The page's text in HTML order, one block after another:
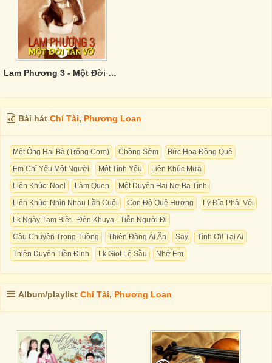
Lam Phương 3 - Một Đời Tan Vỡ
Bài hát Chí Tài, Phương Loan
Một Ông Hai Bà (Trống Cơm) Chồng Sớm
Bức Họa Đồng Quê
Em Chỉ Yêu Một Người
Một Tình Yêu
Liên Khúc Mưa
Liên Khúc: Noel
Làm Quen
Một Duyên Hai Nợ Ba Tình
Liên Khúc: Nhìn Nhau Lần Cuối
Con Đò Quê Hương
Lý Đĩa Phải Vôi
Lk Ngày Tạm Biệt - Ðèn Khuya - Tiễn Người Ði
Câu Chuyện Trong Tuồng
Thiên Đàng Ái Ân Say
Tình Ơi! Tại Ai
Thiên Duyên Tiền Định
Lk Giọt Lệ Sầu Nhớ Em
Album/playlist Chí Tài, Phương Loan